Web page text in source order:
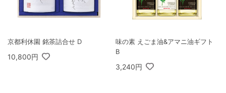
京都利休園 銘茶詰合せ D
10,800円
味の素 えごま油&アマニ油ギフト
B
3,240円